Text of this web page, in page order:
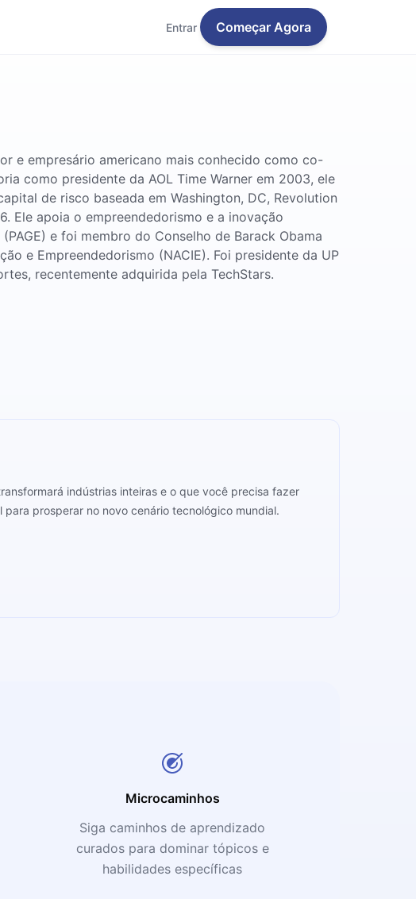
Entrar Começar Agora
e empresário americano mais conhecido como co-
como presidente da AOL Time Warner em 2003, ele
de risco baseada em Washington, DC, Revolution
Ele apoia o empreendedorismo e a inovação
e foi membro do Conselho de Barack Obama
e Empreendedorismo (NACIE). Foi presidente da UP
recentemente adquirida pela TechStars.
indústrias inteiras e o que você precisa fazer
prosperar no novo cenário tecnológico mundial.
Microcaminhos
Siga caminhos de aprendizado
curados para dominar tópicos e
habilidades específicas